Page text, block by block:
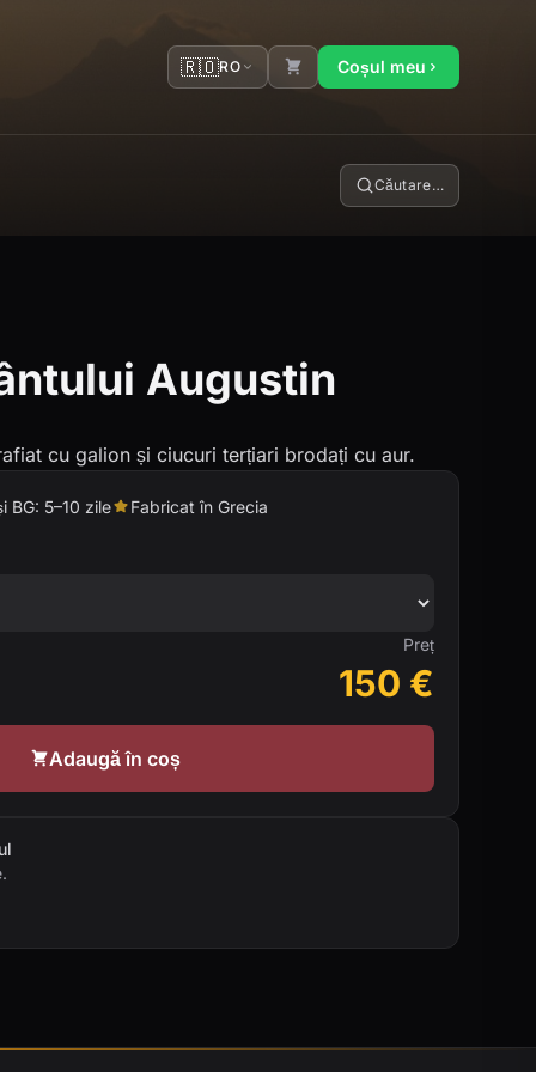
🇷🇴RO Coșul meu
Căutare…
Augustin
cu galion și ciucuri terțiari brodați cu aur.
BG: 5–10 zile
Fabricat în Grecia
Preț
150 €
Adaugă în coș